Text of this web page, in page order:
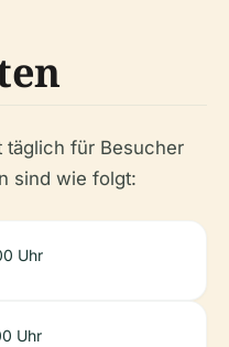
täglich für Besucher
sind wie folgt:
Uhr
Uhr